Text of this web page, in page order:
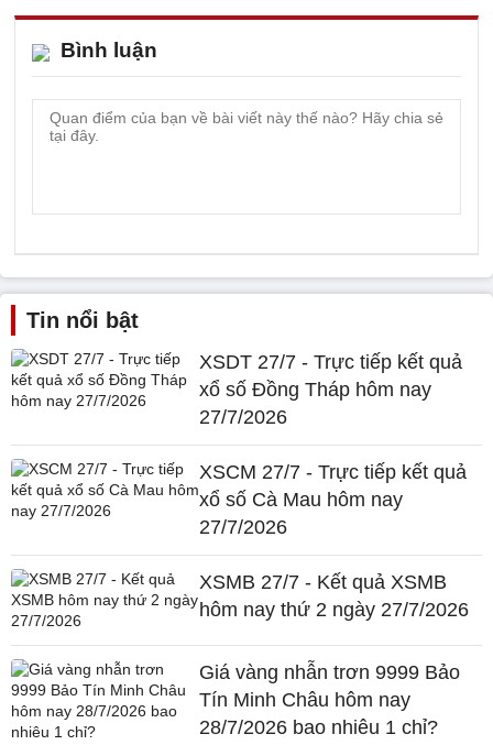
Bình luận
Tin nổi bật
XSDT 27/7 - Trực tiếp kết quả
xổ số Đồng Tháp hôm nay
27/7/2026
XSCM 27/7 - Trực tiếp kết quả
xổ số Cà Mau hôm nay
27/7/2026
XSMB 27/7 - Kết quả XSMB
hôm nay thứ 2 ngày 27/7/2026
Giá vàng nhẫn trơn 9999 Bảo
Tín Minh Châu hôm nay
28/7/2026 bao nhiêu 1 chỉ?